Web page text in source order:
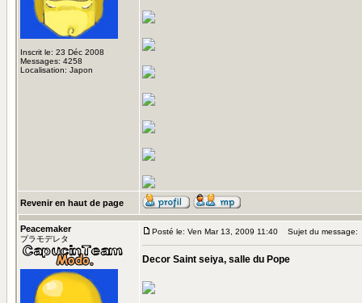
Inscrit le: 23 Déc 2008
Messages: 4258
Localisation: Japon
Revenir en haut de page
Peacemaker
プラモデレタ
Posté le: Ven Mar 13, 2009 11:40 Sujet du message:
Decor Saint seiya, salle du Pope